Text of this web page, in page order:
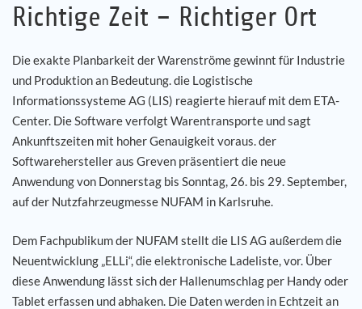
Software
Service
Unternehmen
Karriere
Referenzen
News
Richtige Zeit – Richtiger Ort
Die exakte Planbarkeit der Warenströme gewinnt für Industrie
und Produktion an Bedeutung. die Logistische
Informationssysteme AG (LIS) reagierte hierauf mit dem ETA-
Center. Die Software verfolgt Warentransporte und sagt
Ankunftszeiten mit hoher Genauigkeit voraus. der
Softwarehersteller aus Greven präsentiert die neue
Anwendung von Donnerstag bis Sonntag, 26. bis 29. September,
auf der Nutzfahrzeugmesse NUFAM in Karlsruhe.
Dem Fachpublikum der NUFAM stellt die LIS AG außerdem die
Neuentwicklung „ELLi“, die elektronische Ladeliste, vor. Über
diese Anwendung lässt sich der Hallenumschlag per Handy oder
Tablet erfassen und abhaken. Die Daten werden in Echtzeit an